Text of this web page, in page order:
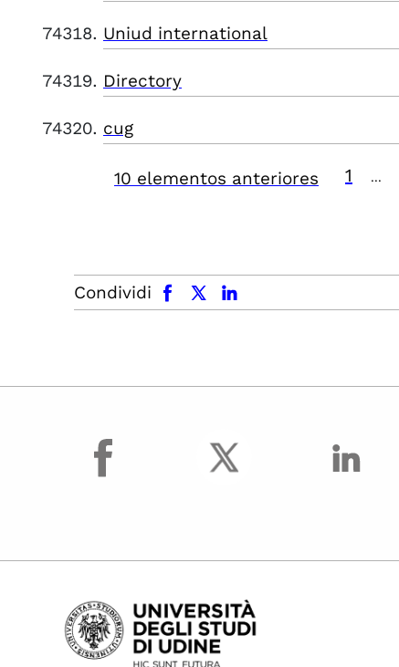
Uniud international
Directory
cug
10 elementos anteriores 1
Condividi
facebook x.com linkedin
facebook